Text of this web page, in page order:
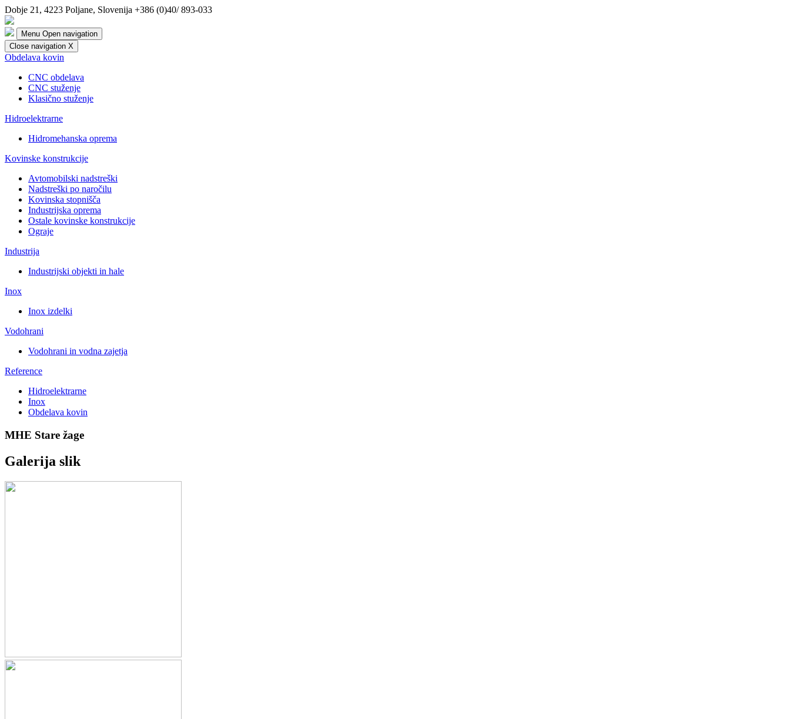
Dobje 21, 4223 Poljane, Slovenija +386 (0)40/ 893-033
Menu Open navigation
Close navigation X
Obdelava kovin
CNC obdelava
CNC stuženje
Klasično stuženje
Hidroelektrarne
Hidromehanska oprema
Kovinske konstrukcije
Avtomobilski nadstreški
Nadstreški po naročilu
Kovinska stopnišča
Industrijska oprema
Ostale kovinske konstrukcije
Ograje
Industrija
Industrijski objekti in hale
Inox
Inox izdelki
Vodohrani
Vodohrani in vodna zajetja
Reference
Hidroelektrarne
Inox
Obdelava kovin
MHE Stare žage
Galerija slik